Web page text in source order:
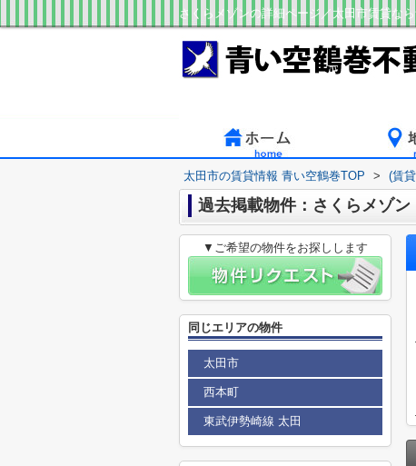
さくらメゾンの詳細ページ／太田市賃貸な
太田市の賃貸情報 青い空鶴巻TOP > (賃
過去掲載物件：さくらメゾン
▼ご希望の物件をお探しします
同じエリアの物件
太田市
西本町
東武伊勢崎線 太田